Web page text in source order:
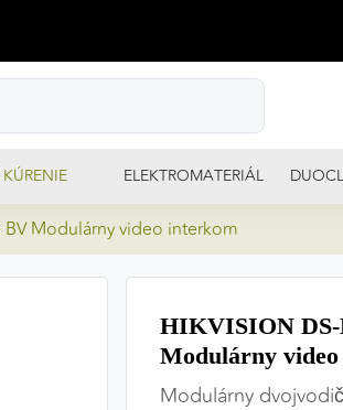
KÚRENIE ELEKTROMATERIÁL
BV Modulárny video interkom
HIKVISION DS-
Modulárny
Modulárny